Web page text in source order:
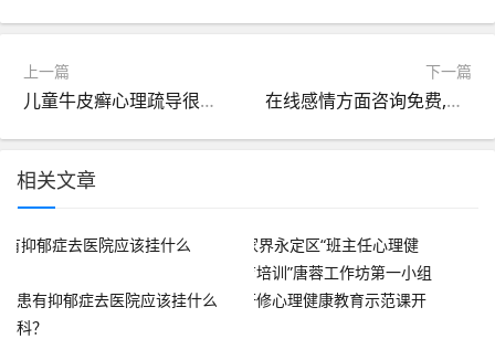
上一篇
儿童牛皮癣心理疏导很重要
下一篇
在线感情方面咨询免费,情感困惑的解忧之地
相关文章
患有抑郁症去医院应该挂什么
科？